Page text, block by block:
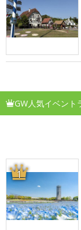
GW人気イベント
1